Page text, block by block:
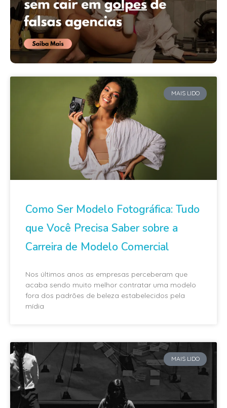
MAIS LIDO
Como Ser Modelo Fotográfica: Tudo
que Você Precisa Saber sobre a
Carreira de Modelo Comercial
Nos últimos anos as empresas perceberam que
acaba sendo muito melhor contratar uma modelo
fora dos padrões de beleza estabelecidos pela
mídia
MAIS LIDO